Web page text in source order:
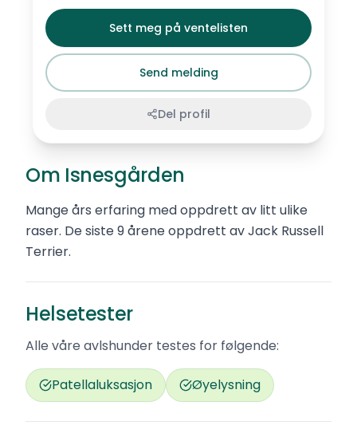
Sett meg på ventelisten
Send melding
Del profil
Om Isnesgården
Mange års erfaring med oppdrett av litt ulike
raser. De siste 9 årene oppdrett av Jack Russell
Terrier.
Helsetester
Alle våre avlshunder testes for følgende:
Patellaluksasjon Øyelysning
Q-kullet
Jack russell terrier ·Renraset